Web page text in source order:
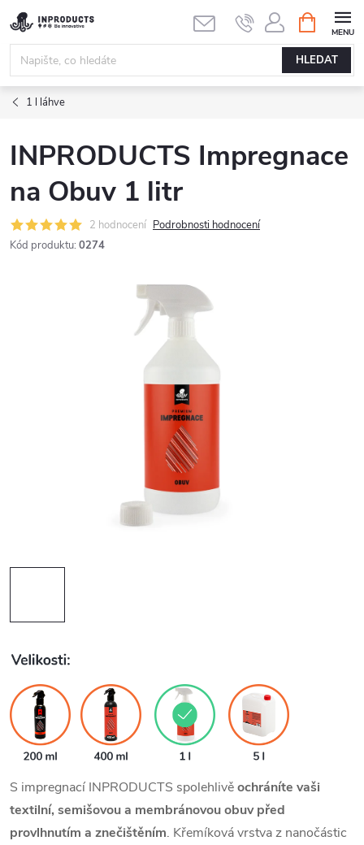
Přejít
na
obsah
HLEDAT
NÁKUPNÍ
KOŠÍK
1 l láhve
INPRODUCTS Impregnace
na Obuv 1 litr
2 hodnocení Podrobnosti hodnocení
Kód produktu: 0274
S impregnací INPRODUCTS spolehlivěochráníte vaši
textilní, semišovou a membránovou obuv před
provlhnutím a znečištěním. Křemíková vrstva z nanočástic